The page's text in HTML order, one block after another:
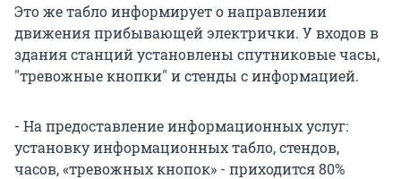
Это же табло информирует о направлении
движения прибывающей электрички. У входов в
здания станций установлены спутниковые часы,
"тревожные кнопки" и стенды с информацией.
- На предоставление информационных услуг:
установку информационных табло, стендов,
часов, «тревожных кнопок» - приходится 80%